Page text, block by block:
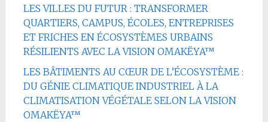
LES VILLES DU FUTUR : TRANSFORMER
QUARTIERS, CAMPUS, ÉCOLES, ENTREPRISES
ET FRICHES EN ÉCOSYSTÈMES URBAINS
RÉSILIENTS AVEC LA VISION OMAKËYA™
LES BÂTIMENTS AU CŒUR DE L’ÉCOSYSTÈME :
DU GÉNIE CLIMATIQUE INDUSTRIEL À LA
CLIMATISATION VÉGÉTALE SELON LA VISION
OMAKËYA™